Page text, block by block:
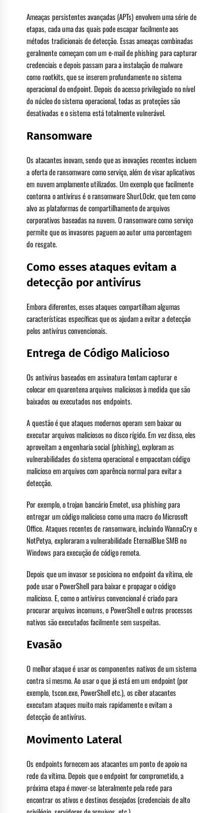
Ameaças persistentes avançadas (APTs) envolvem uma série de
etapas, cada uma das quais pode escapar facilmente aos
métodos tradicionais de detecção. Essas ameaças combinadas
geralmente começam com um e-mail de phishing para capturar
credenciais e depois passam para a instalação de malware
como rootkits, que se inserem profundamente no sistema
operacional do endpoint. Depois do acesso privilegiado no nível
do núcleo do sistema operacional, todas as proteções são
desativadas e o sistema está totalmente vulnerável.
Ransomware
Os atacantes inovam, sendo que as inovações recentes incluem
a oferta de ransomware como serviço, além de visar aplicativos
em nuvem amplamente utilizados. Um exemplo que facilmente
contorna o antivírus é o ransomware ShurL0ckr, que tem como
alvo as plataformas de compartilhamento de arquivos
corporativos baseadas na nuvem. O ransomware como serviço
permite que os invasores paguem ao autor uma porcentagem
do resgate.
Como esses ataques evitam a
detecção por antivírus
Embora diferentes, esses ataques compartilham algumas
características específicas que os ajudam a evitar a detecção
pelos antivírus convencionais.
Entrega de Código Malicioso
Os antivírus baseados em assinatura tentam capturar e
colocar em quarentena arquivos maliciosos à medida que são
baixados ou executados nos endpoints.
A questão é que ataques modernos operam sem baixar ou
executar arquivos maliciosos no disco rígido. Em vez disso, eles
aproveitam a engenharia social (phishing), exploram as
vulnerabilidades do sistema operacional e empacotam código
malicioso em arquivos com aparência normal para evitar a
detecção.
Por exemplo, o trojan bancário Emotet, usa phishing para
entregar um código malicioso como uma macro do Microsoft
Office. Ataques recentes de ransomware, incluindo WannaCry e
NotPetya, exploraram a vulnerabilidade EternalBlue SMB no
Windows para execução de código remota.
Depois que um invasor se posiciona no endpoint da vítima, ele
pode usar o PowerShell para baixar e propagar o código
malicioso. E, como o antivírus convencional é criado para
procurar arquivos incomuns, o PowerShell e outros processos
nativos são executados facilmente sem suspeitas.
Evasão
O melhor ataque é usar os componentes nativos de um sistema
contra si mesmo. Ao usar o que já está em um endpoint (por
exemplo, tscon.exe, PowerShell etc.), os ciber atacantes
executam ataques muito mais rapidamente e evitam a
detecção de antivírus.
Movimento Lateral
Os endpoints fornecem aos atacantes um ponto de apoio na
rede da vítima. Depois que o endpoint for comprometido, a
próxima etapa é mover-se lateralmente pela rede para
encontrar os ativos e destinos desejados (credenciais de alto